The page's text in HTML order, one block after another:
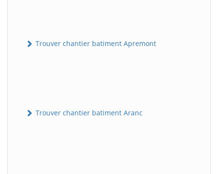
Trouver chantier batiment Apremont
Trouver chantier batiment Aranc